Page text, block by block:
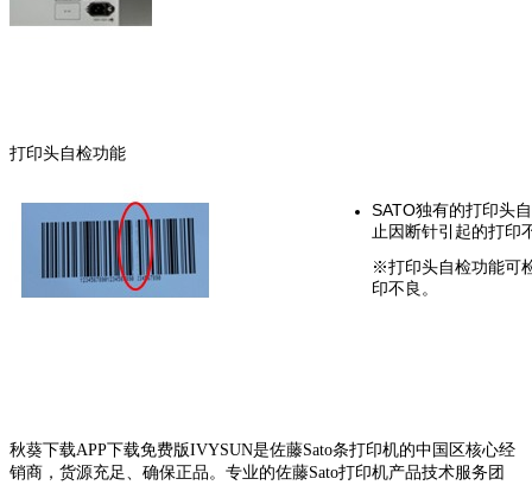
打印头自检功能
SATO独有的打印头自
止因断针引起的打印不
※打印头自检功能可
印不良。
秋葵下载APP下载免费版IVYSUN是佐藤Sato条打印机的中国区核心经
销商，货源充足、确保正品。专业的佐藤Sato打印机产品技术服务团